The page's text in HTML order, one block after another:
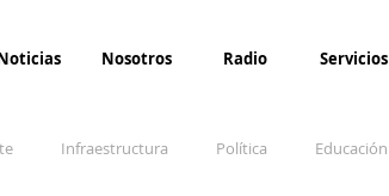
Nosotros Radio Servicios
Infraestructura Política Educación